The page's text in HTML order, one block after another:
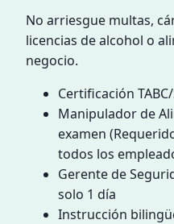
No arriesgue multas,
licencias de alcohol o
negocio.
Certificación
Manipulador de
examen
todos los
Gerente de
solo 1 día
Instrucción